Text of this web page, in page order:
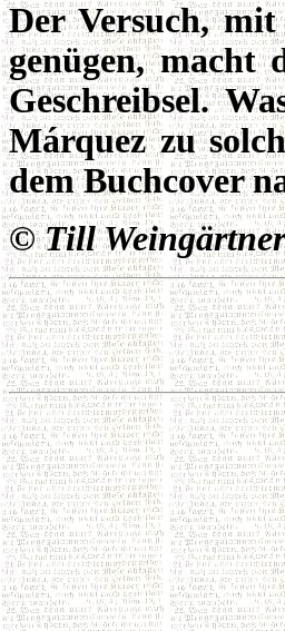
Der Versuch,
genügen, macht
Geschreibsel.
Márquez zu
dem Buchcover
©Till